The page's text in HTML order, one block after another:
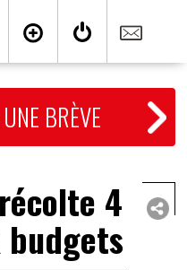
UNE BRÈVE
4
budgets